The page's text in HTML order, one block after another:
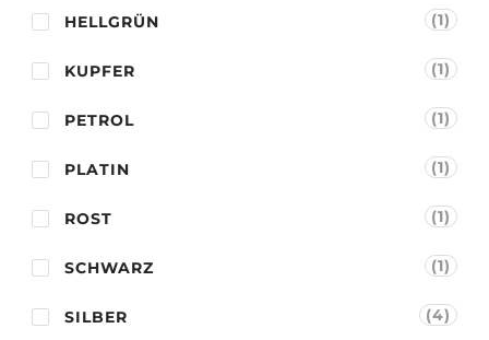
HELLGRÜN (1)
KUPFER (1)
PETROL (1)
PLATIN (1)
ROST (1)
SCHWARZ (1)
SILBER (4)